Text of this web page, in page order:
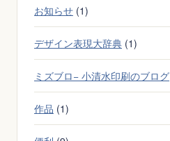
ト
公
開
し
い
お知らせ (1)
デザイン表現大辞典 (1)
ミズブロ− 小清水印刷のブログ
作品 (1)